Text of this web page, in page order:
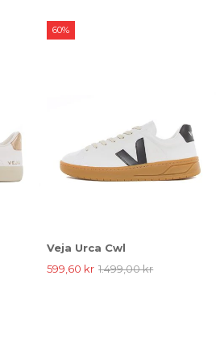
Veja Urca Cwl
599,60 kr 1.499,00 kr
60%